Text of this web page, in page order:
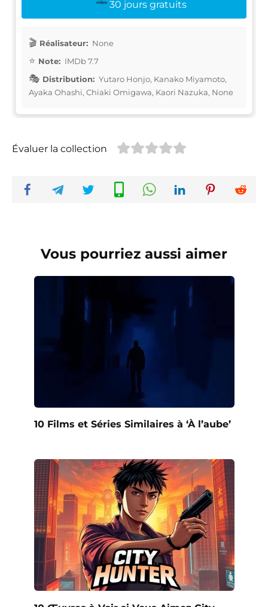
30 jours gratuits
Réalisateur: None
Note: IMDb 7.7
Distribution: Yutaro Honjo, Kanako Miyamoto,
Ayaka Ohashi, Chiaki Omigawa, Kaori Nazuka, None
Évaluer la collection
Vous pourriez aussi aimer
10 Films et Séries Similaires à ‘À l’aube’